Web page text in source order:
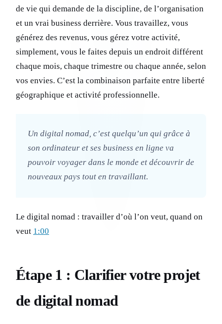
de vie qui demande de la discipline, de l’organisation
et un vrai business derrière. Vous travaillez, vous
générez des revenus, vous gérez votre activité,
simplement, vous le faites depuis un endroit différent
chaque mois, chaque trimestre ou chaque année, selon
vos envies. C’est la combinaison parfaite entre liberté
géographique et activité professionnelle.
Un digital nomad, c’est quelqu’un qui grâce à
son ordinateur et ses business en ligne va
pouvoir voyager dans le monde et découvrir de
nouveaux pays tout en travaillant.
Le digital nomad : travailler d’où l’on veut, quand on
veut 1:00
Étape 1 : Clarifier votre projet
de digital nomad